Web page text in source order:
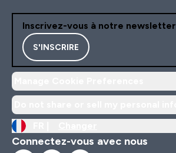
Inscrivez-vous à notre newsletter
S'INSCRIRE
Connectez-vous avec nous